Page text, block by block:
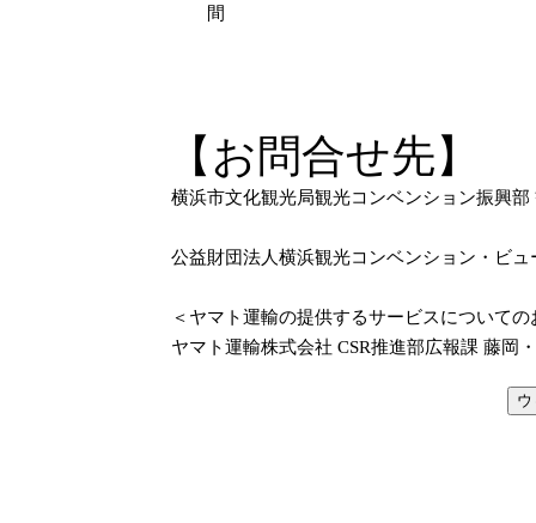
間
【お問合せ先】
横浜市文化観光局観光コンベンション振興
公益財団法人横浜観光コンベンション・ビ
＜ヤマト運輸の提供するサービスについて
ヤマト運輸株式会社 CSR推進部広報課 藤岡